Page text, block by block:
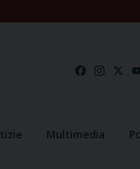
Facebook
Multimedia